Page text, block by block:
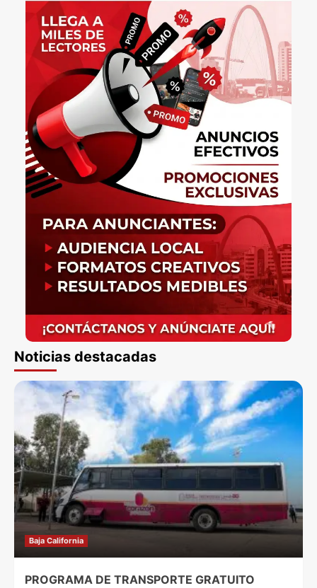
Noticias destacadas
Baja California
PROGRAMA DE TRANSPORTE GRATUITO